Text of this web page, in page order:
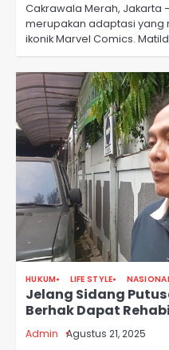
Cakrawala Merah, Jakarta
merupakan adaptasi yang
ikonik Marvel Comics.
HUKUM LIFE STYLE
Jelang Sidang
Berhak Dapat
Admin Agustus 21, 2025